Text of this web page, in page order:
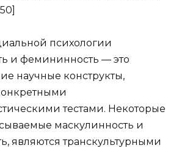
психологии
и фемининность — это
научные конструкты,
тестами. Некоторые
маскулинность и
являются транскультурными